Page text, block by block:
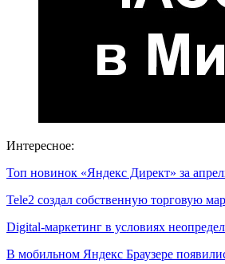
Интересное:
Топ новинок «Яндекс Директ» за
Tele2 создал собственную торговую
Digital-маркетинг в условиях
В мобильном Яндекс Браузере